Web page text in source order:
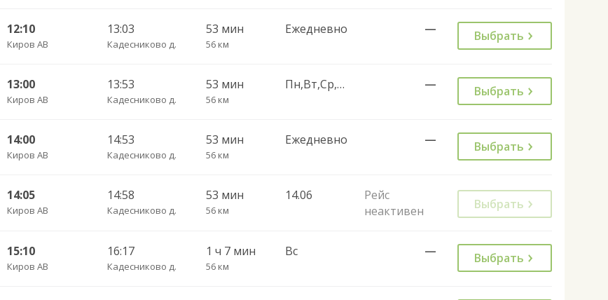
12:10
Киров АВ
13:03
Кадесниково д.
53 мин
56 км
Ежедневно — Выбрать
13:00
Киров АВ
13:53
Кадесниково д.
53 мин
56 км
Пн,Вт,Ср,Чт,Пт — Выбрать
14:00
Киров АВ
14:53
Кадесниково д.
53 мин
56 км
Ежедневно — Выбрать
14:05
Киров АВ
14:58
Кадесниково д.
53 мин
56 км
14.06
Рейс
неактивен
Выбрать
15:10
Киров АВ
16:17
Кадесниково д.
1 ч 7 мин
56 км
Вс — Выбрать